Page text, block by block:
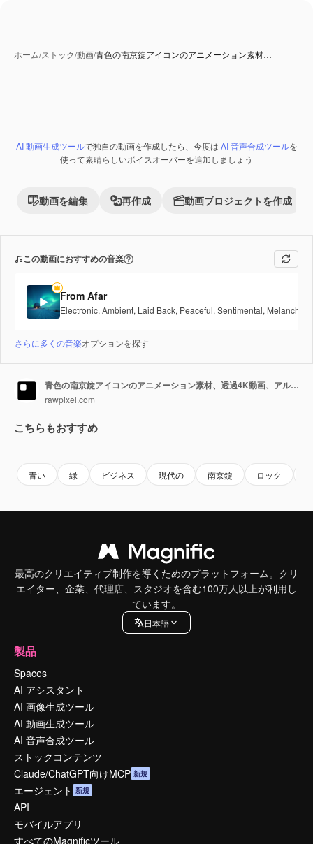
ホーム/ストック/動画/青色の南京錠アイコンのアニメーション素材…
PremiumAI 生成コンテンツ
AI 動画生成ツールで独自の動画を作成したら、今度は AI 音声合成ツールを
使って素晴らしいボイスオーバーを追加しましょう
動画を編集 再作成 動画プロジェクトを作成
この動画におすすめの音楽
From Afar
Electronic, Ambient, Laid Back, Peaceful, Sentimental, Melancholic
さらに多くの音楽オプションを探す
青色の南京錠アイコンのアニメーション素材、透過4K動画、アルファチャンネル、ProRes 4444
rawpixel.com
こちらもおすすめ
青い 緑 ビジネス 現代の 南京錠 ロック
最高のクリエイティブ制作を導くためのプラットフォーム。クリ
エイター、企業、代理店、スタジオを含む100万人以上が利用し
ています。
日本語
製品
Spaces
AI アシスタント
AI 画像生成ツール
AI 動画生成ツール
AI 音声合成ツール
ストックコンテンツ
Claude/ChatGPT向けMCP 新規
エージェント 新規
API
モバイルアプリ
すべてのMagnificツール